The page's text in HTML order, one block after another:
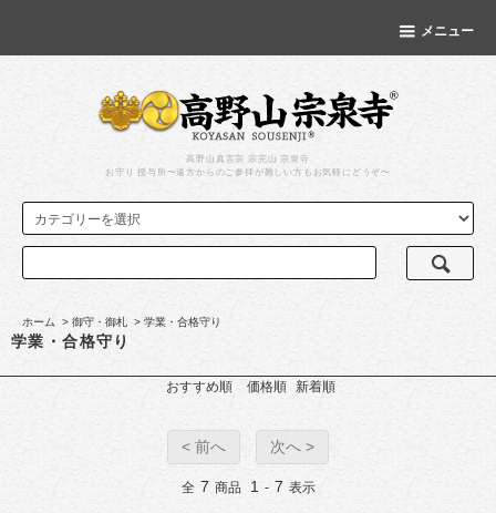
メニュー
高野山真言宗 宗完山 宗泉寺
お守り 授与所〜遠方からのご参拝が難しい方もお気軽にどうぞ〜
ホーム > 御守・御札 > 学業・合格守り
学業・合格守り
おすすめ順 価格順 新着順
< 前へ 次へ >
全 7 商品 1 - 7 表示